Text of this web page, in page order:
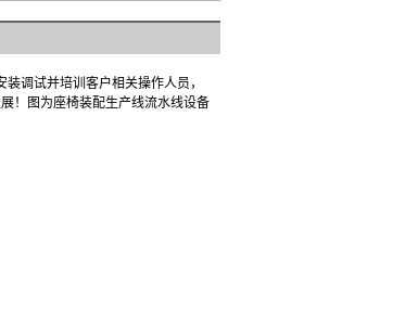
调试并培训客户相关操作人员，
！图为座椅装配生产线流水线设备